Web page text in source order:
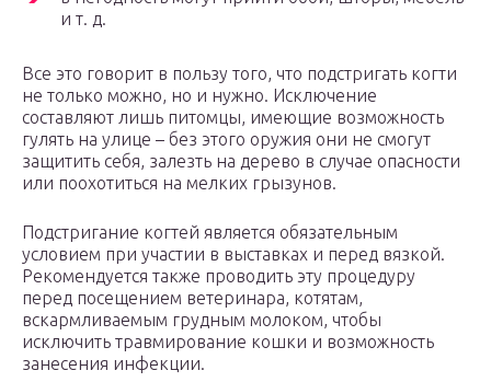
и т. д.
Все это говорит в пользу того, что подстригать когти
не только можно, но и нужно. Исключение
составляют лишь питомцы, имеющие возможность
гулять на улице – без этого оружия они не смогут
защитить себя, залезть на дерево в случае опасности
или поохотиться на мелких грызунов.
Подстригание когтей является обязательным
условием при участии в выставках и перед вязкой.
Рекомендуется также проводить эту процедуру
перед посещением ветеринара, котятам,
вскармливаемым грудным молоком, чтобы
исключить травмирование кошки и возможность
занесения инфекции.